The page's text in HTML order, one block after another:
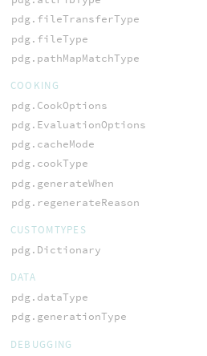
pdg.fileTransferType
pdg.fileType
pdg.pathMapMatchType
COOKING
pdg.CookOptions
pdg.EvaluationOptions
pdg.cacheMode
pdg.cookType
pdg.generateWhen
pdg.regenerateReason
CUSTOMTYPES
pdg.Dictionary
DATA
pdg.dataType
pdg.generationType
DEBUGGING